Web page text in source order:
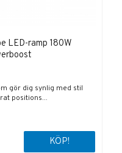
LED-ramp 180W
gör dig synlig med stil
positions...
KÖP!